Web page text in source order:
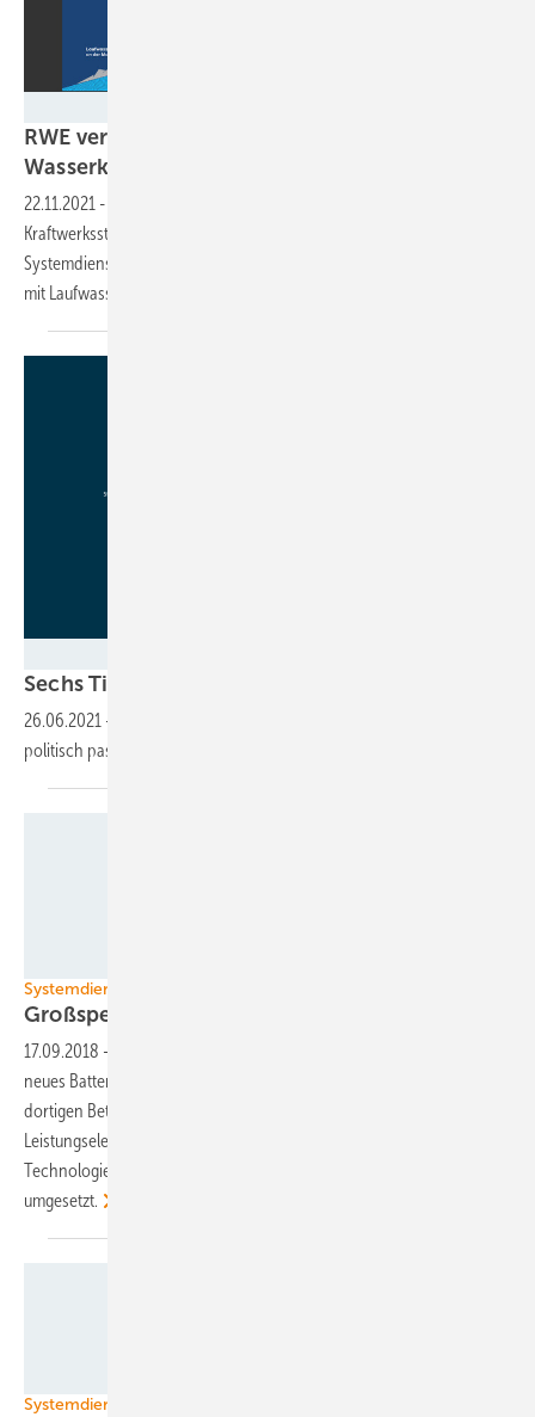
RWE verknüpft Batteriespeicher mit
Wasserkraftwerken
22.11.2021 -
Kraftwerksstandorten errichten. Um die Möglichkeiten der
Systemdienstleistung zu erhöhen, koppelt RWE die beiden Speicher
mit Laufwasserkraftwerken.
Sechs Tipps für erfolgreiche
26.06.2021 -
politisch passieren muss, damit es mit der Energiewende
Systemdienstleistungen
Großspeicher stabilisiert Verteilnetz in
17.09.2018 -
neues Batteriekraftwerk in Betrieb genommen, das das Verteilnetz des
dortigen Betreibers stabilisieren wird. Neben einer abgestimmten
Leistungselektronik kommen auch Batteriezellen mit einer Bleicarbon-
Technologie zum Einsatz. Weitere dieser Projekte werden derzeit
umgesetzt.
Systemdienstleistungen